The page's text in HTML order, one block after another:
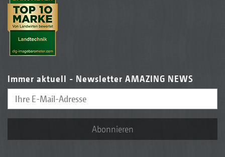
Immer aktuell - Newsletter AMAZING NEWS
Abonnieren